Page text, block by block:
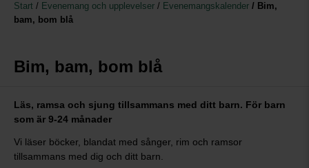
Start / Evenemang och upplevelser / Evenemangskalender / Bim,
bam, bom blå
Bim, bam, bom blå
Läs, ramsa och sjung tillsammans med ditt barn. För barn
som är 9-24 månader
Vi läser böcker, blandat med sånger, rim och ramsor
tillsammans med dig och ditt barn.